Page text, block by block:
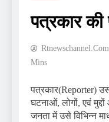
पत्रकार की
Rtnewschannel.com
Mins
पत्रकार(Reporter)
घटनाओं, लोगों, एवं
जनता में उसे विभिन्न